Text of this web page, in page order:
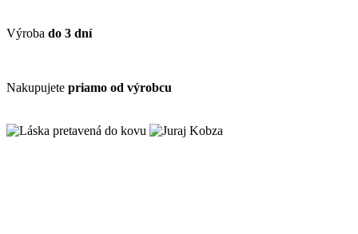
Výroba do 3 dní
Nakupujete priamo od výrobcu